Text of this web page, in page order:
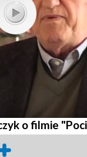
o filmie